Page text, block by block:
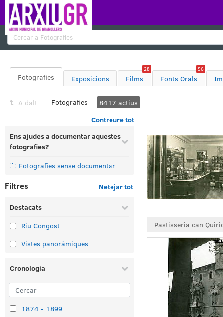
Fotografies Exposicions Films
28
Fonts Orals
56
A dalt Fotografies 8417 actius
Contreure tot
Ens ajudes a documentar aquestes
fotografies?
Fotografies sense documentar
Filtres Netejar tot
Destacats
Riu Congost
Vistes panoràmiques
Cronologia
1874 - 1899
Pastisseria can